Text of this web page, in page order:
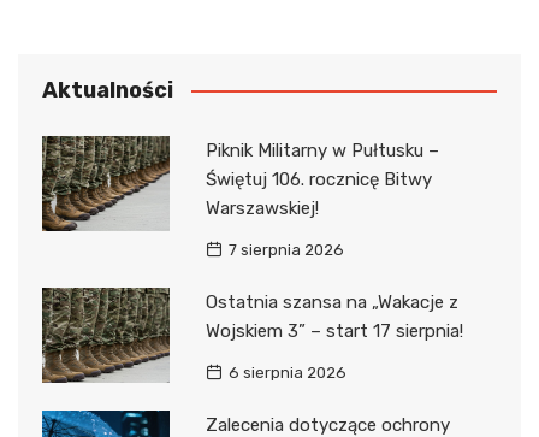
Aktualności
Piknik Militarny w Pułtusku –
Świętuj 106. rocznicę Bitwy
Warszawskiej!
7 sierpnia 2026
Ostatnia szansa na „Wakacje z
Wojskiem 3” – start 17 sierpnia!
6 sierpnia 2026
Zalecenia dotyczące ochrony